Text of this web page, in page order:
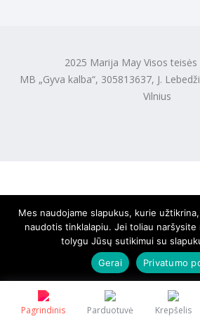
Pagrindinis Parduotuvė Krepšelis
2025 Marija May Visos
MB „Gyva kalba“, 305813637, J.
Vilnius
Mes naudojame slapukus, kurie
naudotis tinklalapiu. Jei toliau naršysite
tolygu Jūsų sutikimui su
Gerai
Privatumo